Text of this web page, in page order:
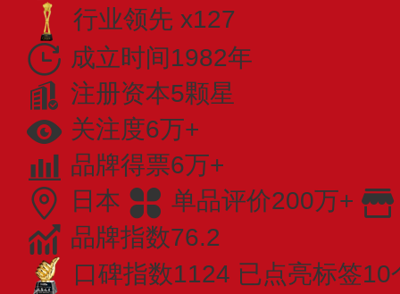
行业领先 x127
成立时间1982年
注册资本5颗星
关注度6万+
品牌得票6万+
日本
单品评价200万+
品牌指数76.2
口碑指数1124 已点亮标签10